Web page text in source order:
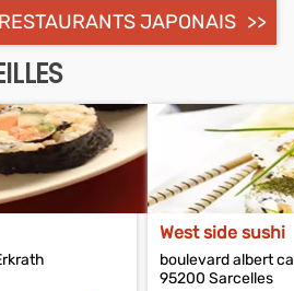
JAPONAIS
West side sushi
boulevard albert
95200 Sarcelles